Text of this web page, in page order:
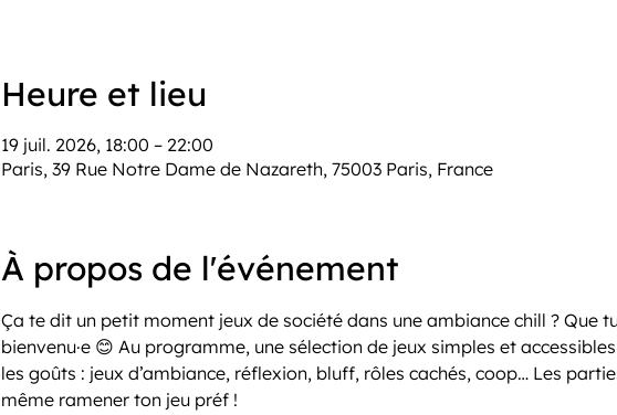
Heure et lieu
19 juil. 2026, 18:00 – 22:00
Paris, 39 Rue Notre Dame de Nazareth, 75003 Paris, France
À propos de l'événement
Ça te dit un petit moment jeux de société dans une ambiance chill ? Que
bienvenu·e 😊 Au programme, une sélection de jeux simples et
les goûts : jeux d’ambiance, réflexion, bluff, rôles cachés, coop… Les
même ramener ton jeu préf !